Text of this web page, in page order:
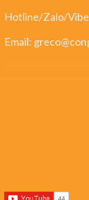
Hotline/Zalo/
Email: